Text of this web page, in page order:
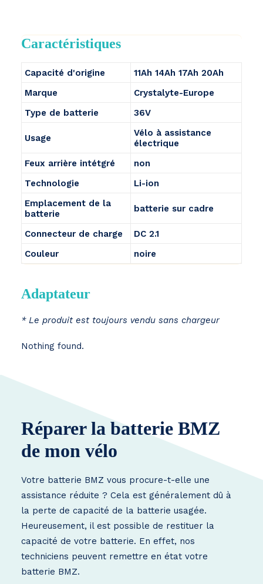
Caractéristiques
Capacité d'origine
11Ah 14Ah 17Ah 20Ah
Marque
Crystalyte-Europe
Type de batterie
36V
Usage
Vélo à assistance
électrique
Feux arrière intétgré
non
Technologie
Li-ion
Emplacement de la
batterie
batterie sur cadre
Connecteur de charge
DC 2.1
Couleur
noire
Adaptateur
* Le produit est toujours vendu sans chargeur
Nothing found.
Réparer la batterie BMZ
de mon vélo
Votre batterie BMZ vous procure-t-elle une
assistance réduite ? Cela est généralement dû à
la perte de capacité de la batterie usagée.
Heureusement, il est possible de restituer la
capacité de votre batterie. En effet, nos
techniciens peuvent remettre en état votre
batterie BMZ.